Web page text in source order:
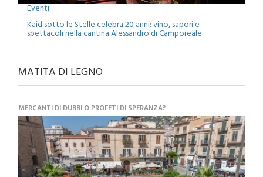
Eventi
Kaid sotto le Stelle celebra 20 anni: vino, sapori e
spettacoli nella cantina Alessandro di Camporeale
MATITA DI LEGNO
MERCANTI DI DUBBI O PROFETI DI SPERANZA?